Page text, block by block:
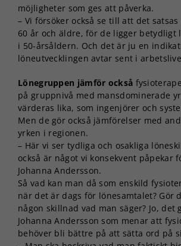
möjligheter som ges att påverka.
– Vi försöker också se till att det
60 år och äldre, för de ligger betydligt
i 50-årsåldern. Och det är ju en
löneutvecklingen avtar sent i
Lönegruppen jämför också
på gruppnivå med mansdominerade
värderas lika, som ingenjörer och
Men de gör också jämförelser med
yrken i regionen.
– Här vi ser tydliga och osakliga
också är något vi konsekvent påpekar
Johanna Andersson.
Så vad kan man då som enskild
när det är dags för lönesamtalet? Gör
någon skillnad vad man säger? Jo, det
Johanna Andersson som menar att
behöver bli bättre på att sätta ord på